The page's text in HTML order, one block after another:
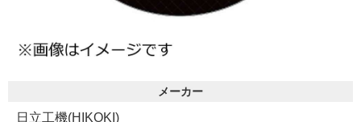
メーカー
日立工機(HIKOKI)